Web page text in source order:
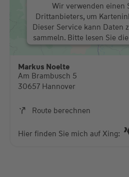
Wir verwenden einen
Drittanbieters, um
Dieser Service kann Daten
sammeln. Bitte lesen Sie
stimmen Sie der Nutzung
diese Karte
Platform
Markus Noelte
Am Brambusch 5
30657 Hannover
Route berechnen
Hier finden Sie mich auf Xing: